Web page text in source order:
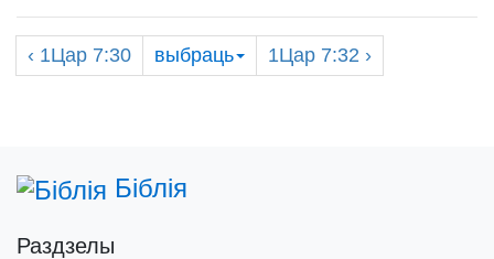
‹ 1Цар 7:30 выбраць 1Цар 7:32 ›
Біблія
Раздзелы